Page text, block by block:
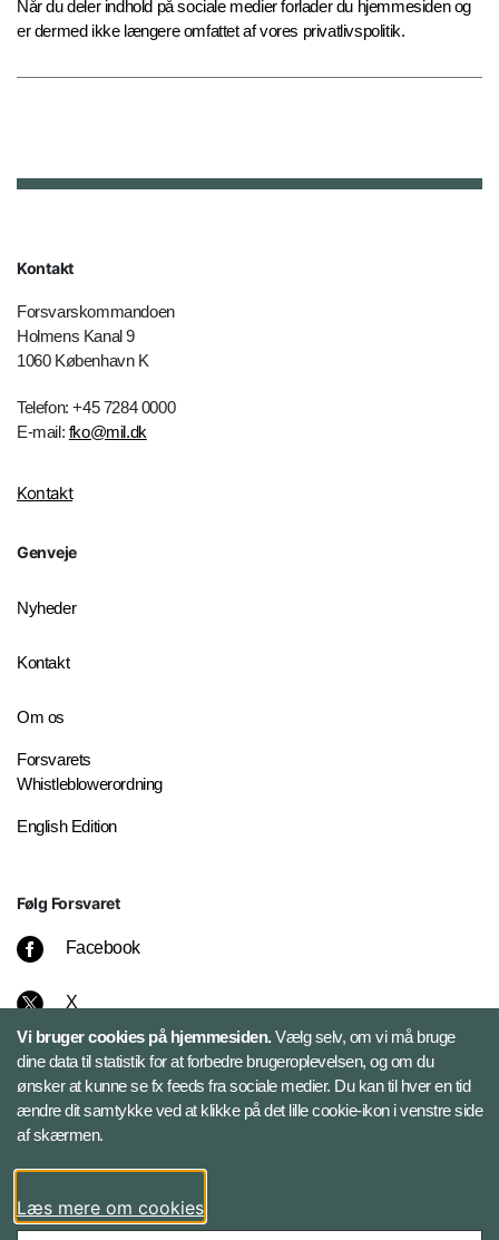
Når du deler indhold på sociale medier forlader du hjemmesiden og
er dermed ikke længere omfattet af vores privatlivspolitik.
Kontakt
Forsvarskommandoen
Holmens Kanal 9
1060 København K
Telefon: +45 7284 0000
E-mail: fko@mil.dk
Kontakt
Genveje
Nyheder
Kontakt
Om os
Forsvarets
Whistleblowerordning
English Edition
Følg Forsvaret
Facebook
X
Instagram
Bluesky
LinkedIn
Vi bruger cookies på hjemmesiden.Vælg selv, om vi må bruge
dine data til statistik for at forbedre brugeroplevelsen, og om du
ønsker at kunne se fx feeds fra sociale medier. Du kan til hver en tid
ændre dit samtykke ved at klikke på det lille cookie-ikon i venstre side
af skærmen.
Læs mere om cookies